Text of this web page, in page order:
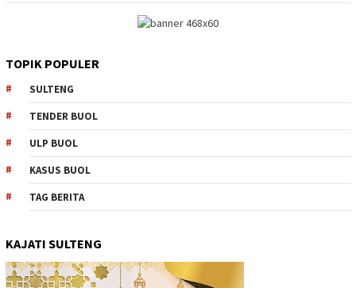
TOPIK POPULER
SULTENG
TENDER BUOL
ULP BUOL
KASUS BUOL
TAG BERITA
KAJATI SULTENG